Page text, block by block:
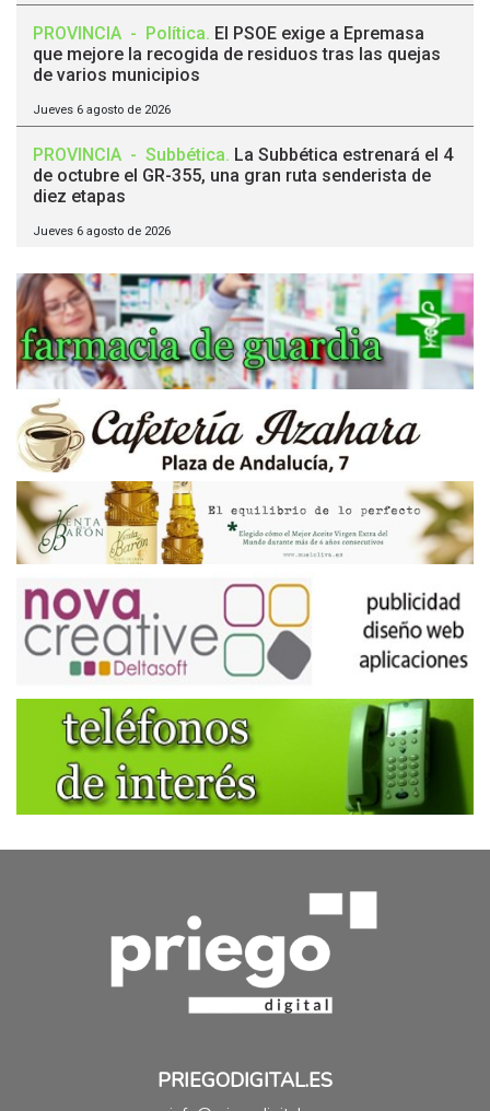
PROVINCIA - Política. El PSOE exige a Epremasa
que mejore la recogida de residuos tras las quejas
de varios municipios
Jueves 6 agosto de 2026
PROVINCIA - Subbética. La Subbética estrenará el 4
de octubre el GR-355, una gran ruta senderista de
diez etapas
Jueves 6 agosto de 2026
PRIEGODIGITAL.ES